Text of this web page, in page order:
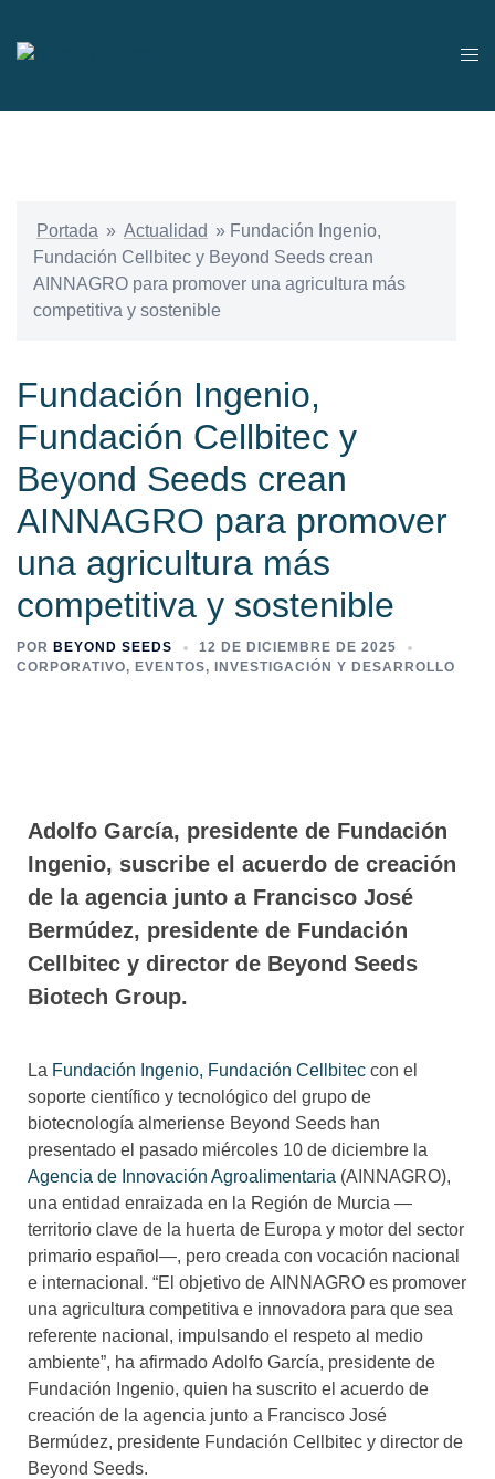
Portada » Actualidad » Fundación Ingenio,
Fundación Cellbitec y Beyond Seeds crean
AINNAGRO para promover una agricultura más
competitiva y sostenible
Fundación Ingenio,
Fundación Cellbitec y
Beyond Seeds crean
AINNAGRO para promover
una agricultura más
competitiva y sostenible
POR BEYOND SEEDS
12 DE DICIEMBRE DE 2025
CORPORATIVO, EVENTOS, INVESTIGACIÓN Y DESARROLLO
Adolfo García, presidente de Fundación
Ingenio, suscribe el acuerdo de creación
de la agencia junto a Francisco José
Bermúdez, presidente de Fundación
Cellbitec y director de Beyond Seeds
Biotech Group.
La Fundación Ingenio, Fundación Cellbitec con el
soporte científico y tecnológico del grupo de
biotecnología almeriense Beyond Seeds han
presentado el pasado miércoles 10 de diciembre la
Agencia de Innovación Agroalimentaria (AINNAGRO),
una entidad enraizada en la Región de Murcia —
territorio clave de la huerta de Europa y motor del sector
primario español—, pero creada con vocación nacional
e internacional. “El objetivo de AINNAGRO es promover
una agricultura competitiva e innovadora para que sea
referente nacional, impulsando el respeto al medio
ambiente”, ha afirmado Adolfo García, presidente de
Fundación Ingenio, quien ha suscrito el acuerdo de
creación de la agencia junto a Francisco José
Bermúdez, presidente Fundación Cellbitec y director de
Beyond Seeds.